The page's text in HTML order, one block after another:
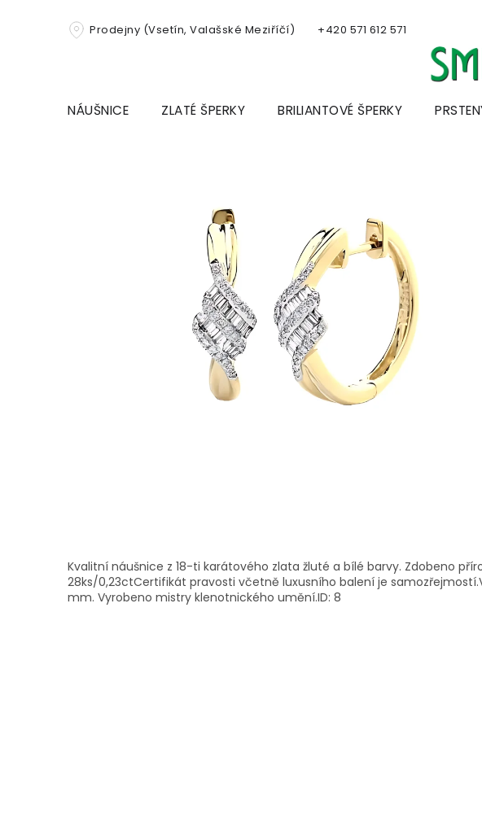
Prodejny (Vsetín, Valašské Meziříčí) +420 571 612 571
NÁUŠNICE ZLATÉ ŠPERKY BRILIANTOVÉ ŠPERKY
Kvalitní náušnice z 18-ti karátového zlata žluté a bílé barvy. Zdobeno
28ks/0,23ctCertifikát pravosti včetně luxusního balení je
mm. Vyrobeno mistry klenotnického umění.ID: 8